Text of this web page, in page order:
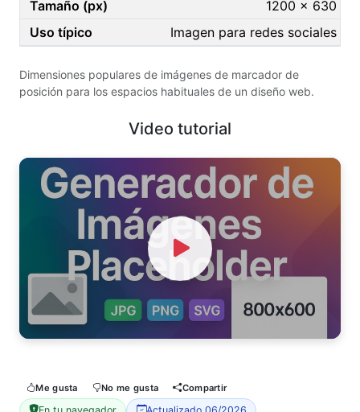
1200 × 630
Imagen para redes sociales
Dimensiones populares de imágenes de marcador de
posición para los espacios habituales de un diseño web.
Video tutorial
Watch Video
Me gusta No me gusta Compartir